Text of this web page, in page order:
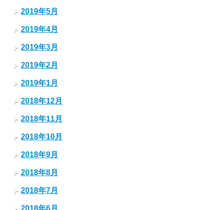
2019年5月
2019年4月
2019年3月
2019年2月
2019年1月
2018年12月
2018年11月
2018年10月
2018年9月
2018年8月
2018年7月
2018年6月